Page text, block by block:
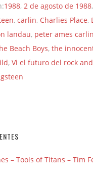
1988,2 de agosto de 1988,
,carlin, Charlies Place,
landau, peter ames carlin
Beach Boys,the
,Vi el futuro del rock
– Tools of Titans – Tim